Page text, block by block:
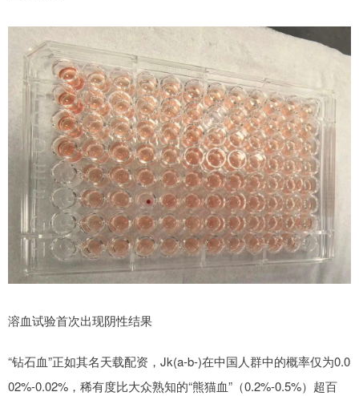
溶血试验首次出现阴性结果
“钻石血”正如其名天载配资，Jk(a-b-)在中国人群中的概率仅为0.0
02%-0.02%，稀有度比大众熟知的“熊猫血”（0.2%-0.5%）超百